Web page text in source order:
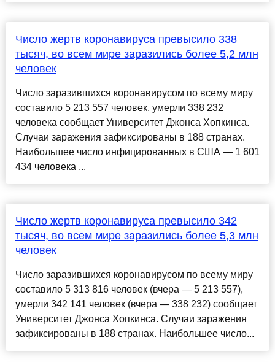
Число жертв коронавируса превысило 338
тысяч, во всем мире заразились более 5,2 млн
человек
Число заразившихся коронавирусом по всему миру
составило 5 213 557 человек, умерли 338 232
человека сообщает Университет Джонса Хопкинса.
Случаи заражения зафиксированы в 188 странах.
Наибольшее число инфицированных в США — 1 601
434 человека ...
Число жертв коронавируса превысило 342
тысяч, во всем мире заразились более 5,3 млн
человек
Число заразившихся коронавирусом по всему миру
составило 5 313 816 человек (вчера — 5 213 557),
умерли 342 141 человек (вчера — 338 232) сообщает
Университет Джонса Хопкинса. Случаи заражения
зафиксированы в 188 странах. Наибольшее число...